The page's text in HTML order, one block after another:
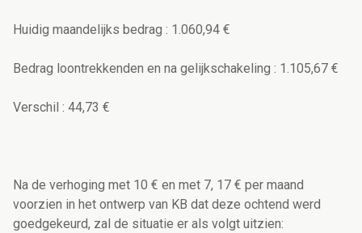
Huidig maandelijks bedrag : 1.060,94 €
Bedrag loontrekkenden en na gelijkschakeling : 1.105,67 €
Verschil : 44,73 €
Na de verhoging met 10 € en met 7, 17 € per maand
voorzien in het ontwerp van KB dat deze ochtend werd
goedgekeurd, zal de situatie er als volgt uitzien: